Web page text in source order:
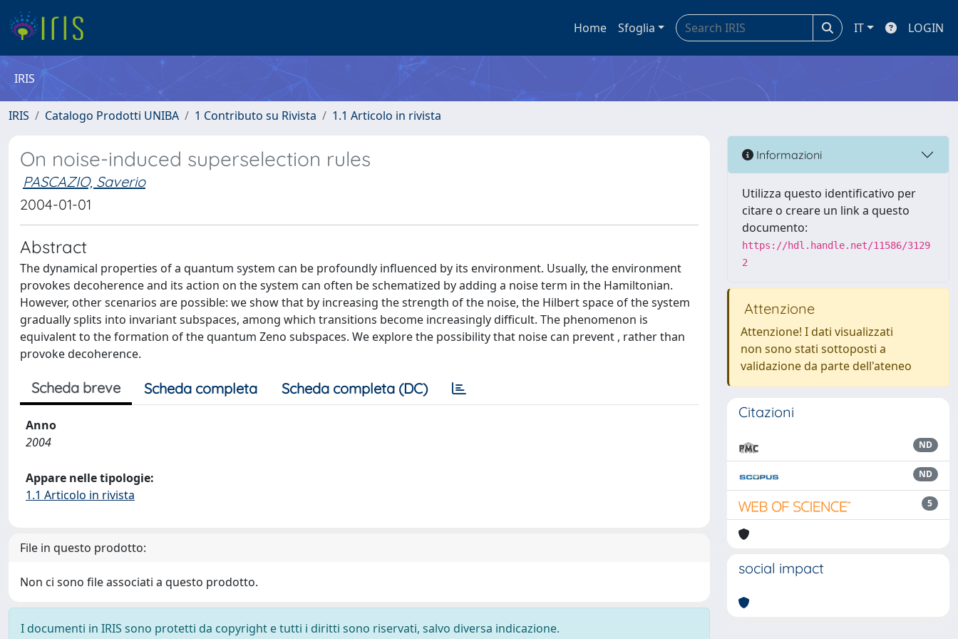
Home Sfoglia IT LOGIN
IRIS
IRIS Catalogo Prodotti UNIBA 1 Contributo su Rivista 1.1 Articolo in rivista
On noise-induced superselection rules
PASCAZIO, Saverio
2004-01-01
Abstract
The dynamical properties of a quantum system can be profoundly influenced by its environment. Usually, the environment
provokes decoherence and its action on the system can often be schematized by adding a noise term in the Hamiltonian.
However, other scenarios are possible: we show that by increasing the strength of the noise, the Hilbert space of the system
gradually splits into invariant subspaces, among which transitions become increasingly difficult. The phenomenon is
equivalent to the formation of the quantum Zeno subspaces. We explore the possibility that noise can prevent , rather than
provoke decoherence.
Scheda breve Scheda completa Scheda completa (DC)
Anno
2004
Appare nelle tipologie:
1.1 Articolo in rivista
File in questo prodotto:
Non ci sono file associati a questo prodotto.
I documenti in IRIS sono protetti da copyright e tutti i diritti sono riservati, salvo diversa indicazione.
Informazioni
Utilizza questo identificativo per
citare o creare un link a questo
documento:
https://hdl.handle.net/11586/3129
2
Attenzione
Attenzione! I dati visualizzati
non sono stati sottoposti a
validazione da parte dell'ateneo
Citazioni
ND
ND
5
social impact